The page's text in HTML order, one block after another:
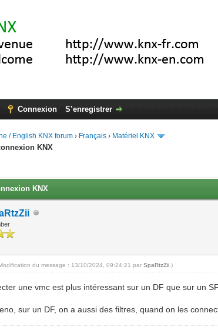
Connexion S’enregistrer
/ English KNX forum › Français › Matériel KNX
KNX
KNX
du message : 13/10/2024, 09:24:21 parSpaRtzZii .)
une vmc est plus intéressant sur un DF que sur un SF.
sur un DF, on a aussi des filtres, quand on les